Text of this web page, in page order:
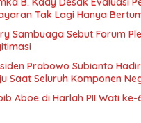
Tak Lagi Hanya
Sambuaga Sebut Forum
Prabowo Subianto
Saat Seluruh Komponen
Aboe di Harlah PII Wati